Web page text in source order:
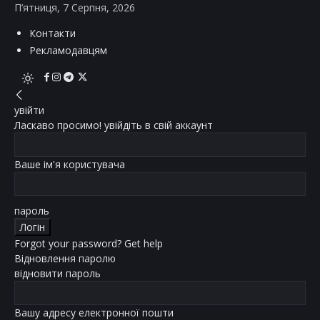
П’ятниця, 7 Серпня, 2026
Контакти
Рекламодавцям
увійти
Ласкаво просимо! увійдіть в свій аккаунт
Ваше ім'я користувача
пароль
Forgot your password? Get help
Відновлення паролю
відновити пароль
Вашу адресу електронної пошти